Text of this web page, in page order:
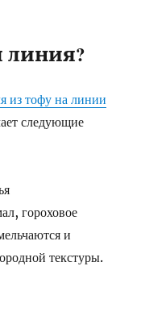
линия?
из тофу на линии
следующие
гороховое
и
текстуры.